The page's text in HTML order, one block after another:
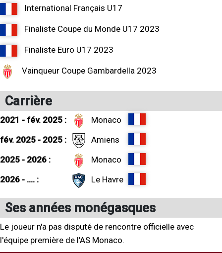
International Français U17
Finaliste Coupe du Monde U17 2023
Finaliste Euro U17 2023
Vainqueur Coupe Gambardella 2023
Carrière
2021 - fév. 2025 :
Monaco
fév. 2025 - 2025 :
Amiens
2025 - 2026 :
Monaco
2026 - .... :
Le Havre
Ses années monégasques
Le joueur n'a pas disputé de rencontre officielle avec
l'équipe première de l'AS Monaco.